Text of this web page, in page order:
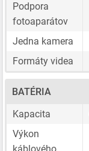
Podpora
fotoaparátov
Jedna kamera
Formáty videa
BATÉRIA
Kapacita
Výkon